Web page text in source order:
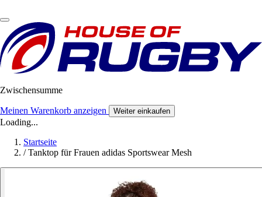
Zwischensumme
Meinen Warenkorb anzeigen Weiter einkaufen
Loading...
Startseite
/ Tanktop für Frauen adidas Sportswear Mesh